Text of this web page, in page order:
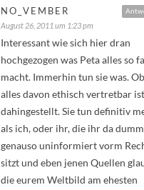
NO_VEMBER
August 26, 2011 um 1:23 pm
Interessant wie sich hier dran
hochgezogen was Peta alles so
macht. Immerhin tun sie was. Ob
alles davon ethisch vertretbar
dahingestellt. Sie tun definitiv
als ich, oder ihr, die ihr da
genauso uninformiert vorm
sitzt und eben jenen Quellen
die eurem Weltbild am ehesten